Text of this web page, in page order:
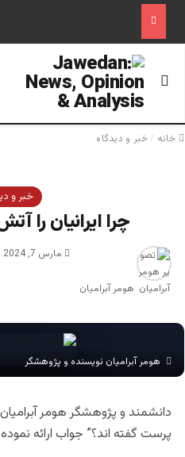
جستجو برای
خانه /خبر و دیدگاه
خبر و
چرا ایرانیان را
هومر آبرامیان
مارس 7, 2024
هومر آبرامیان نویسنده و پژوهشگر
دانشمند و پژوهشگر هومر آبرامیان
پرست گفته اند؟” جواب ارائه